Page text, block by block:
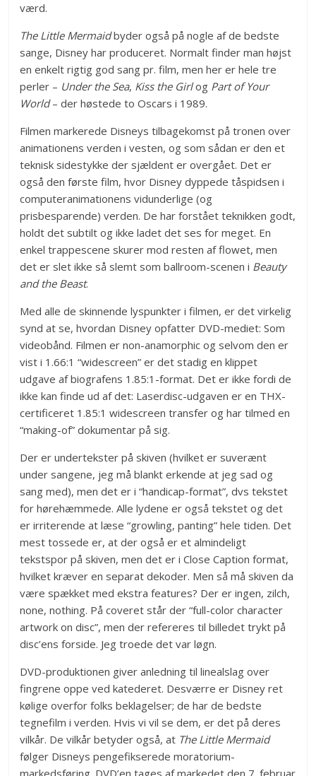
værd.
The Little Mermaidbyder også på nogle af de bedste
sange, Disney har produceret. Normalt finder man højst
en enkelt rigtig god sang pr. film, men her er hele tre
perler – Under the Sea, Kiss the Girlog Part of Your
World– der høstede to Oscars i 1989.
Filmen markerede Disneys tilbagekomst på tronen over
animationens verden i vesten, og som sådan er den et
teknisk sidestykke der sjældent er overgået. Det er
også den første film, hvor Disney dyppede tåspidsen i
computeranimationens vidunderlige (og
prisbesparende) verden. De har forstået teknikken godt,
holdt det subtilt og ikke ladet det ses for meget. En
enkel trappescene skurer mod resten af flowet, men
det er slet ikke så slemt som ballroom-scenen i Beauty
and the Beast.
Med alle de skinnende lyspunkter i filmen, er det virkelig
synd at se, hvordan Disney opfatter DVD-mediet: Som
videobånd. Filmen er non-anamorphic og selvom den er
vist i 1.66:1 “widescreen” er det stadig en klippet
udgave af biografens 1.85:1-format. Det er ikke fordi de
ikke kan finde ud af det: Laserdisc-udgaven er en THX-
certificeret 1.85:1 widescreen transfer og har tilmed en
“making-of” dokumentar på sig.
Der er undertekster på skiven (hvilket er suverænt
under sangene, jeg må blankt erkende at jeg sad og
sang med), men det er i “handicap-format”, dvs tekstet
for hørehæmmede. Alle lydene er også tekstet og det
er irriterende at læse “growling, panting” hele tiden. Det
mest tossede er, at der også er et almindeligt
tekstspor på skiven, men det er i Close Caption format,
hvilket kræver en separat dekoder. Men så må skiven da
være spækket med ekstra features? Der er ingen, zilch,
none, nothing. På coveret står der “full-color character
artwork on disc”, men der refereres til billedet trykt på
disc’ens forside. Jeg troede det var løgn.
DVD-produktionen giver anledning til linealslag over
fingrene oppe ved katederet. Desværre er Disney ret
kølige overfor folks beklagelser; de har de bedste
tegnefilm i verden. Hvis vi vil se dem, er det på deres
vilkår. De vilkår betyder også, at The Little Mermaid
følger Disneys pengefikserede moratorium-